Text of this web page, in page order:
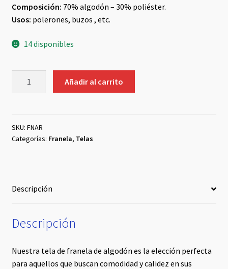
Composición: 70% algodón – 30% poliéster.
Usos: polerones, buzos , etc.
14 disponibles
cantidad
Añadir al carrito
SKU: FNAR
Categorías: Franela, Telas
Descripción
Descripción
Nuestra tela de franela de algodón es la elección perfecta
para aquellos que buscan comodidad y calidez en sus